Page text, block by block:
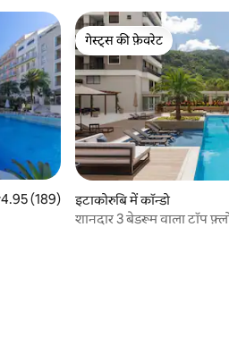
रेटिंग 5 में से 4.95, 189 समीक्षाएँ
4.95 (189)
गेस्ट्स की फ़ेवरेट
गेस्ट्स की फ़ेवरेट
इटाकोरुबि में कॉन्डो
शानदार 3 बेडरूम वाला टॉप